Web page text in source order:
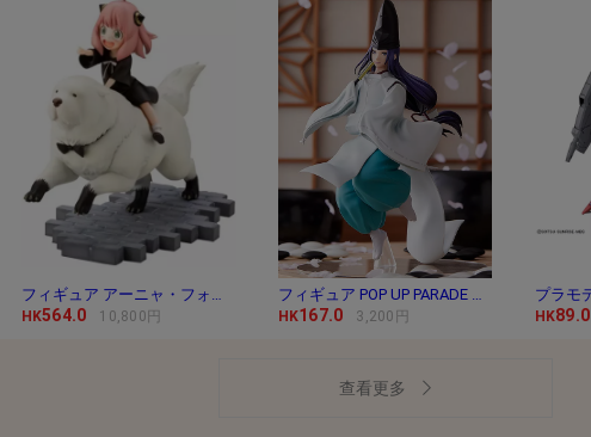
フィギュア アーニャ・フォージャー＆ボンド・
HK564.0 10,800円
フィギュア POP UP PARADE 藤原佐為 「ヒカルの碁」
HK167.0 3,200円 HK89.0
查看更多